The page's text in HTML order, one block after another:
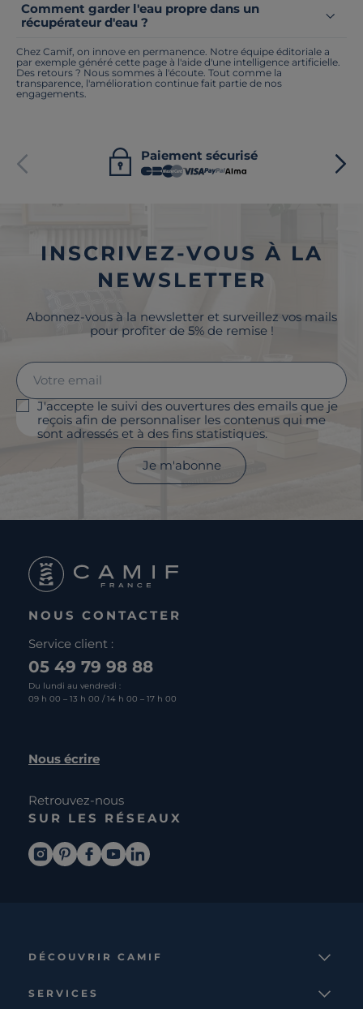
Comment garder l'eau propre dans un
récupérateur d'eau ?
Chez Camif, on innove en permanence. Notre équipe éditoriale a
par exemple généré cette page à l'aide d'une intelligence artificielle.
Des retours ? Nous sommes à l'écoute. Tout comme la
transparence, l'amélioration continue fait partie de nos
engagements.
Paiement sécurisé
INSCRIVEZ-VOUS À LA
NEWSLETTER
Abonnez-vous à la newsletter et surveillez vos mails
pour profiter de 5% de remise !
J'accepte le suivi des ouvertures des emails que je
reçois afin de personnaliser les contenus qui me
sont adressés et à des fins statistiques.
Je m'abonne
NOUS CONTACTER
Service client :
05 49 79 98 88
Du lundi au vendredi :
09 h 00 – 13 h 00 / 14 h 00 – 17 h 00
Nous écrire
Retrouvez-nous
SUR LES RÉSEAUX
DÉCOUVRIR CAMIF
SERVICES